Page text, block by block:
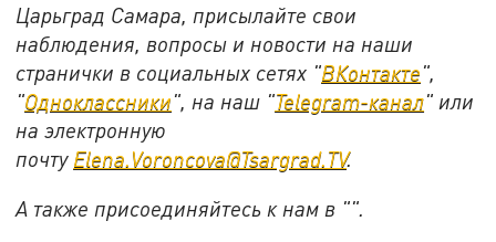
Царьград Самара, присылайте свои
наблюдения, вопросы и новости на наши
странички в социальных сетях "ВКонтакте",
"Одноклассники", на наш "Telegram-канал" или
на электронную
почту Elena.Voroncova@Tsargrad.TV.
А также присоединяйтесь к нам в "".